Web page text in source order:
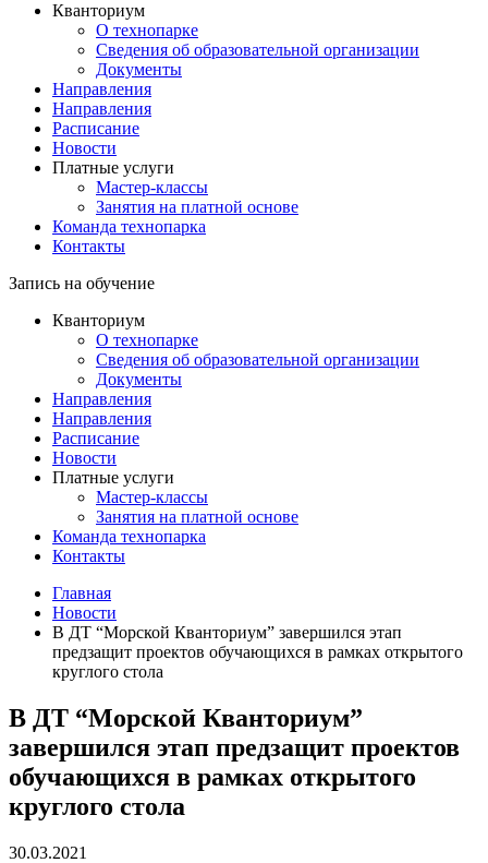
Кванториум
О технопарке
Сведения об образовательной организации
Документы
Направления
Направления
Расписание
Новости
Платные услуги
Мастер-классы
Занятия на платной основе
Команда технопарка
Контакты
Запись на обучение
Кванториум
О технопарке
Сведения об образовательной организации
Документы
Направления
Направления
Расписание
Новости
Платные услуги
Мастер-классы
Занятия на платной основе
Команда технопарка
Контакты
Главная
Новости
В ДТ “Морской Кванториум” завершился этап
предзащит проектов обучающихся в рамках открытого
круглого стола
В ДТ “Морской Кванториум”
завершился этап предзащит проектов
обучающихся в рамках открытого
круглого стола
30.03.2021